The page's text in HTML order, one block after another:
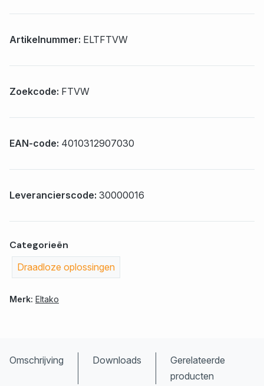
Artikelnummer: ELTFTVW
Zoekcode: FTVW
EAN-code: 4010312907030
Leverancierscode: 30000016
Categorieën
Draadloze oplossingen
Merk: Eltako
Omschrijving Downloads
Gerelateerde
producten